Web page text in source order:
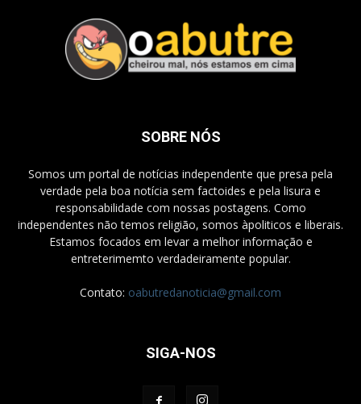
SOBRE NÓS
Somos um portal de notícias independente que presa pela
verdade pela boa notícia sem factoides e pela lisura e
responsabilidade com nossas postagens. Como
independentes não temos religião, somos àpoliticos e liberais.
Estamos focados em levar a melhor informação e
entreterimemto verdadeiramente popular.
Contato: oabutredanoticia@gmail.com
SIGA-NOS